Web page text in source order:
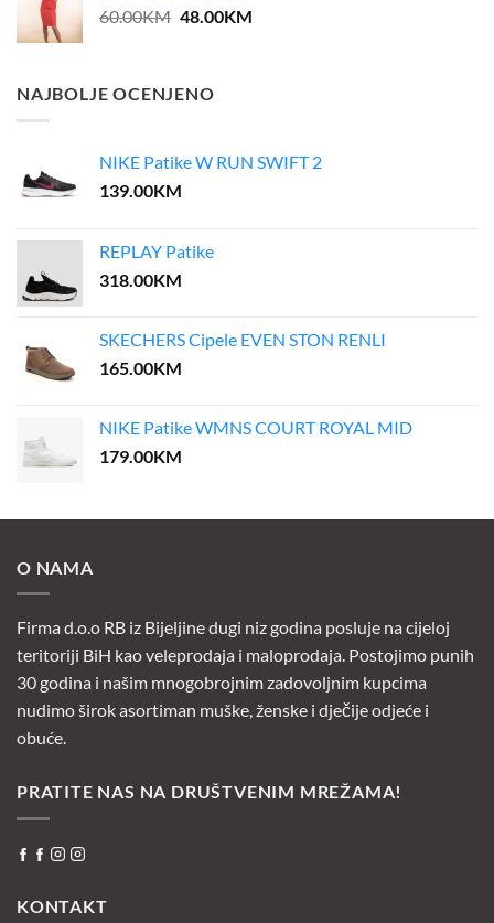
60.00KM Original
60.00KM.
48.00KMCurrent
NAJBOLJE OCENJENO
NIKE Patike W RUN SWIFT 2
139.00KM
REPLAY Patike
318.00KM
SKECHERS Cipele EVEN STON RENLI
165.00KM
NIKE Patike WMNS COURT ROYAL MID
179.00KM
O NAMA
Firma d.o.o RB iz Bijeljine dugi niz godina posluje na cijeloj
teritoriji BiH kao veleprodaja i maloprodaja. Postojimo punih
30 godina i našim mnogobrojnim zadovoljnim kupcima
nudimo širok asortiman muške, ženske i dječije odjeće i
obuće.
PRATITE NAS NA DRUŠTVENIM MREŽAMA!
KONTAKT